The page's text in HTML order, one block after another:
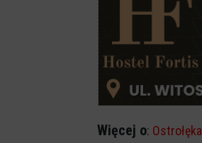
Więcej o: Ostrołęka